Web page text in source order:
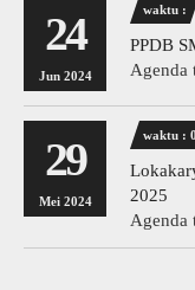
24
Jun 2024
waktu :
PPDB
Agenda
29
Mei 2024
waktu :
2025
Agenda